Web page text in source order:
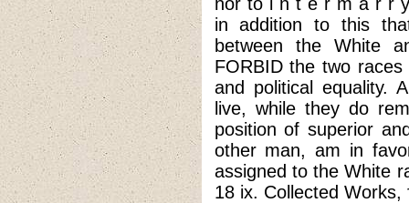
in addition to this
between the White
FORBID the two
and political equality.
live, while they do
position of superior
other man, am in
assigned to the White
18 ix. Collected